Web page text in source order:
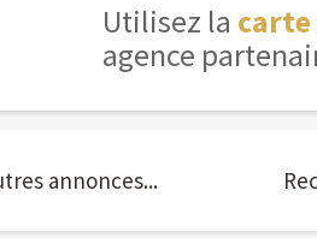
Utilisez la carte
agence
annonces...